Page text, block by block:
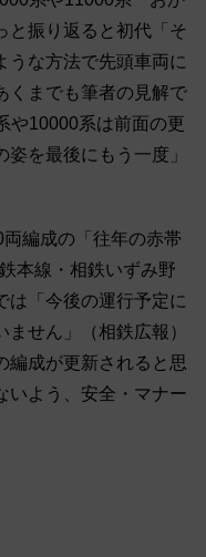
と振り返ると初代「そ
うな方法で先頭車両に
くまでも筆者の見解で
や10000系は前面の更
を最後にもう一度」
編成の「往年の赤帯
本線・相鉄いずみ野
は「今後の運行予定に
せん」（相鉄広報）
編成が更新されると思
いよう、安全・マナー